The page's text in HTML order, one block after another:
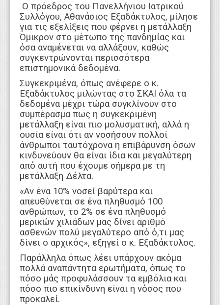
Ο πρόεδρος του Πανελλήνιου Ιατρικού
Συλλόγου, Αθανάσιος Εξαδάκτυλος, μίλησε
για τις εξελίξεις που φέρνει η μετάλλαξη
Όμικρον στο μέτωπο της πανδημίας και
όσα αναμένεται να αλλάξουν, καθώς
συγκεντρώνονται περισσότερα
επιστημονικά δεδομένα.
Συγκεκριμένα, όπως ανέφερε ο κ.
Εξαδάκτυλος μιλώντας στο ΣΚΑΙ όλα τα
δεδομένα μέχρι τώρα συγκλίνουν στο
συμπέρασμα πως η συγκεκριμένη
μετάλλαξη είναι πιο μολυσματική, αλλά η
ουσία είναι ότι αν νοσήσουν πολλοί
άνθρωποι ταυτόχρονα η επιβάρυνση όσων
κινδυνεύουν θα είναι ίδια και μεγαλύτερη
από αυτή που έχουμε σήμερα με τη
μετάλλαξη Δέλτα.
«Αν ένα 10% νοσεί βαρύτερα και
απευθύνεται σε ένα πληθυσμό 100
ανθρώπων, το 2% σε ένα πληθυσμό
μερικών χιλιάδων μας δίνει αριθμό
ασθενών πολύ μεγαλύτερο από ό,τι μας
δίνει ο αρχικός», εξηγεί ο κ. Εξαδάκτυλος.
Παράλληλα όπως λέει υπάρχουν ακόμα
πολλά αναπάντητα ερωτήματα, όπως το
πόσο μάς προφυλάσσουν τα εμβόλια και
πόσο πιο επικίνδυνη είναι η νόσος που
προκαλεί.